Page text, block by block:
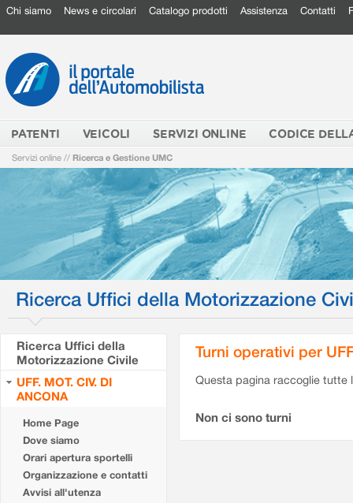
Chi siamo News e circolari Catalogo prodotti Assistenza Contatti
PATENTI VEICOLI SERVIZI ONLINE CODICE
Servizi online // Ricerca e Gestione UMC
Ricerca Uffici della Motorizzazione
Ricerca Uffici della
Motorizzazione Civile
UFF. MOT. CIV. DI
ANCONA
Home Page
Dove siamo
Orari apertura sportelli
Organizzazione e contatti
Avvisi all'utenza
Turni operativi per
Questa pagina raccoglie tutte
Non ci sono turni